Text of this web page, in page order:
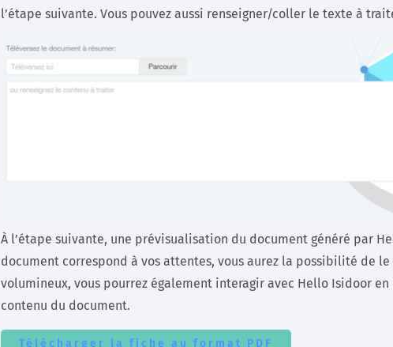
l’étape suivante. Vous pouvez aussi renseigner/coller le texte à
À l’étape suivante, une prévisualisation du document généré par
document correspond à vos attentes, vous aurez la possibilité de
volumineux, vous pourrez également interagir avec Hello Isidoor
contenu du document.
Télécharger la fiche au format PDF